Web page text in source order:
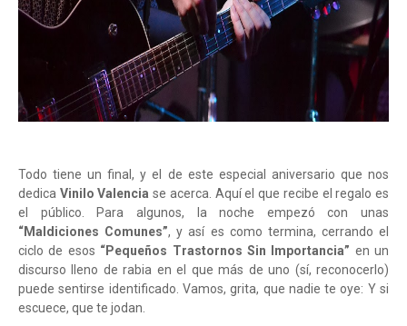
Todo tiene un final, y el de este especial aniversario que nos
dedica Vinilo Valenciase acerca. Aquí el que recibe el regalo es
el público. Para algunos, la noche empezó con unas
“Maldiciones Comunes”, y así es como termina, cerrando el
ciclo de esos “Pequeños Trastornos Sin Importancia” en un
discurso lleno de rabia en el que más de uno (sí, reconocerlo)
puede sentirse identificado. Vamos, grita, que nadie te oye: Y si
escuece, que te jodan.